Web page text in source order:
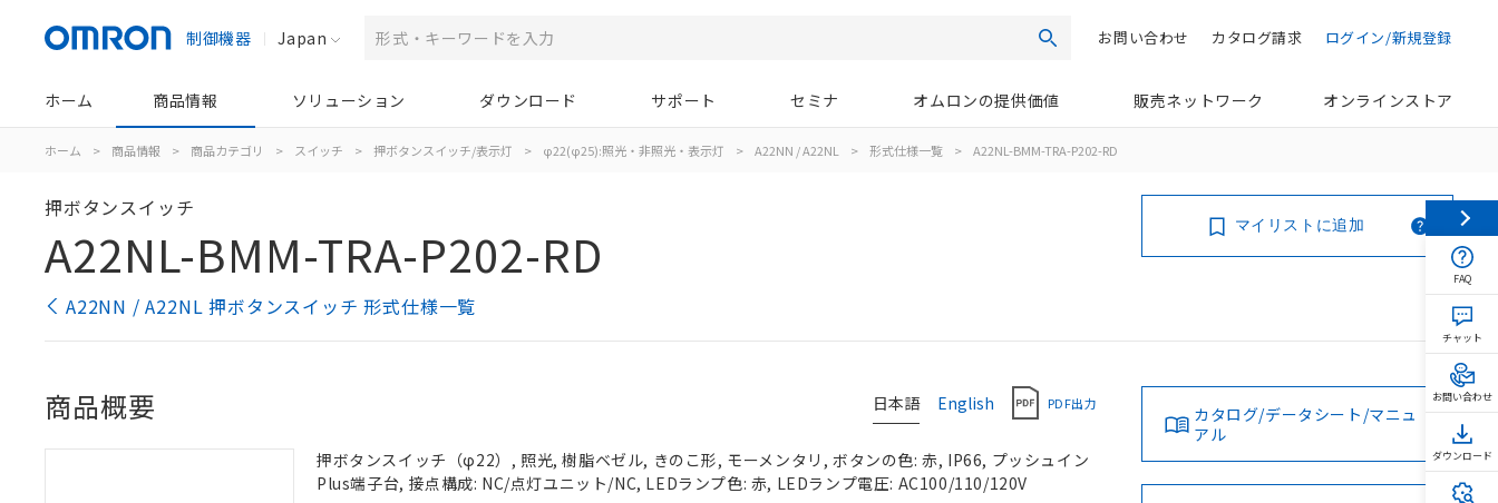
制御機器 Japan 検索 ログイン/新規登録
カタログ請求
お問い合わせ
ホーム 商品情報 ソリューション ダウンロード サポート セミナ オムロンの提供価値 販売ネットワーク オンラインストア
ホーム > 商品情報 > 商品カテゴリ > スイッチ > 押ボタンスイッチ/表示灯 > φ22(φ25):照光・非照光・表示灯 > A22NN / A22NL > 形式仕様一覧 > A22NL-BMM-TRA-P202-RD
押ボタンスイッチ
A22NL-BMM-TRA-P202-RD
A22NN / A22NL 押ボタンスイッチ 形式仕様一覧
マイリストに追加
日本語 English PDF出力
商品概要
押ボタンスイッチ（φ22）, 照光, 樹脂ベゼル, きのこ形, モーメンタリ, ボタンの色: 赤, IP66, プッシュイン
Plus端子台, 接点構成: NC/点灯ユニット/NC, LEDランプ色: 赤, LEDランプ電圧: AC100/110/120V
カタログ/データシート/マニュ
アル
FAQ
チャット
お問い合わせ
ダウンロード